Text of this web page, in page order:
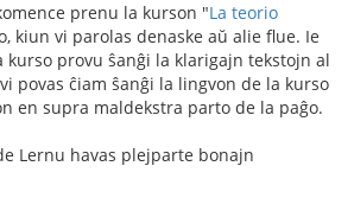
prenu la kurson "La teorio
kiun vi parolas denaske aŭ alie flue. Ie
kurso provu ŝanĝi la klarigajn tekstojn al
povas ĉiam ŝanĝi la lingvon de la kurso
en supra maldekstra parto de la paĝo.
Lernu havas plejparte bonajn